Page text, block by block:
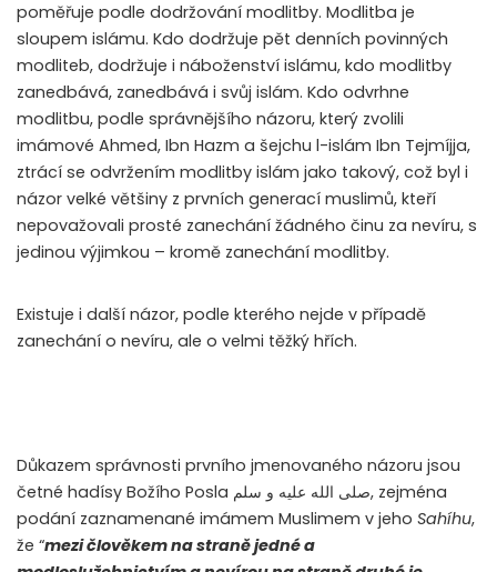
poměřuje podle dodržování modlitby. Modlitba je
sloupem islámu. Kdo dodržuje pět denních povinných
modliteb, dodržuje i náboženství islámu, kdo modlitby
zanedbává, zanedbává i svůj islám. Kdo odvrhne
modlitbu, podle správnějšího názoru, který zvolili
imámové Ahmed, Ibn Hazm a šejchu l-islám Ibn Tejmíjja,
ztrácí se odvržením modlitby islám jako takový, což byl i
názor velké většiny z prvních generací muslimů, kteří
nepovažovali prosté zanechání žádného činu za nevíru, s
jedinou výjimkou – kromě zanechání modlitby.
Existuje i další názor, podle kterého nejde v případě
zanechání o nevíru, ale o velmi těžký hřích.
Důkazem správnosti prvního jmenovaného názoru jsou
četné hadísy Božího Posla صلى الله عليه و سلم, zejména
podání zaznamenané imámem Muslimem v jeho Sahíhu,
že “mezi člověkem na straně jedné a